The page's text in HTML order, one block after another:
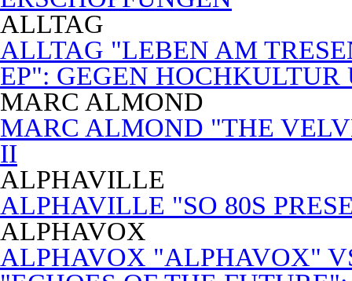
ALLTAG
ALLTAG "LEBEN AM
EP": GEGEN
MARC ALMOND
MARC ALMOND "THE
II
ALPHAVILLE
ALPHAVILLE "SO 80S
ALPHAVOX
ALPHAVOX "ALPHAVOX"